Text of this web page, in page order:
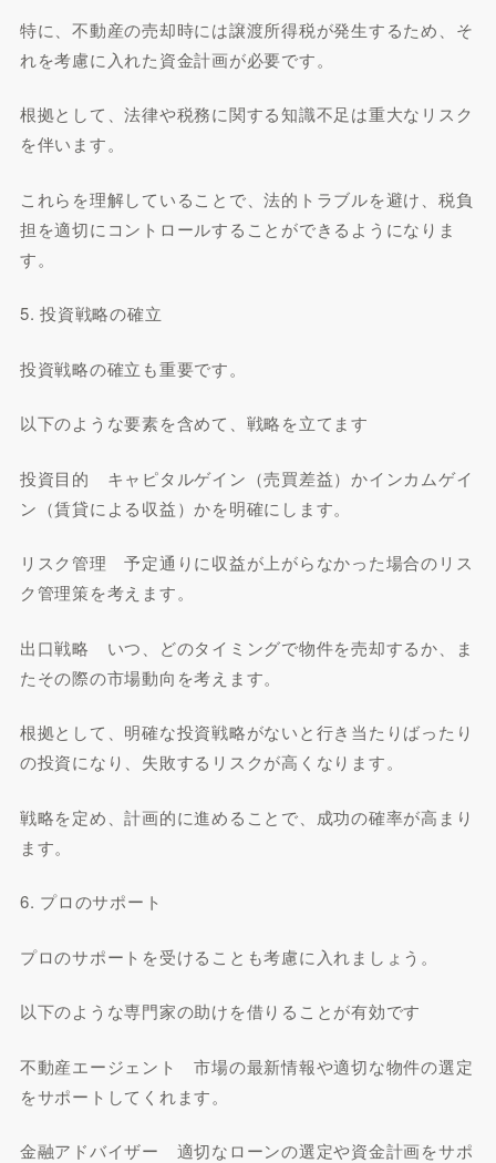
特に、不動産の売却時には譲渡所得税が発生するため、そ
れを考慮に入れた資金計画が必要です。
根拠として、法律や税務に関する知識不足は重大なリスク
を伴います。
これらを理解していることで、法的トラブルを避け、税負
担を適切にコントロールすることができるようになりま
す。
5. 投資戦略の確立
投資戦略の確立も重要です。
以下のような要素を含めて、戦略を立てます
投資目的 キャピタルゲイン（売買差益）かインカムゲイ
ン（賃貸による収益）かを明確にします。
リスク管理 予定通りに収益が上がらなかった場合のリス
ク管理策を考えます。
出口戦略 いつ、どのタイミングで物件を売却するか、ま
たその際の市場動向を考えます。
根拠として、明確な投資戦略がないと行き当たりばったり
の投資になり、失敗するリスクが高くなります。
戦略を定め、計画的に進めることで、成功の確率が高まり
ます。
6. プロのサポート
プロのサポートを受けることも考慮に入れましょう。
以下のような専門家の助けを借りることが有効です
不動産エージェント 市場の最新情報や適切な物件の選定
をサポートしてくれます。
金融アドバイザー 適切なローンの選定や資金計画をサポ